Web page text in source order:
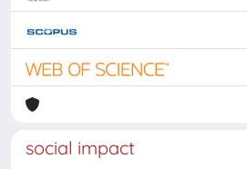
social impact